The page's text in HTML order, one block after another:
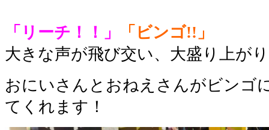
「リーチ！！」
「ビンゴ!!」
大きな声が飛び交い、大盛り上が
おにいさんとおねえさんがビンゴ
てくれます！